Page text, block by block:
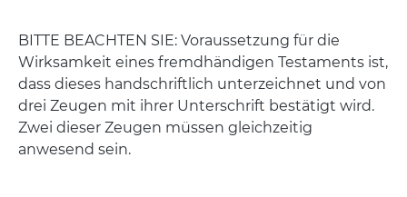
BITTE BEACHTEN SIE: Voraussetzung für die
Wirksamkeit eines fremdhändigen Testaments ist,
dass dieses handschriftlich unterzeichnet und von
drei Zeugen mit ihrer Unterschrift bestätigt wird.
Zwei dieser Zeugen müssen gleichzeitig
anwesend sein.